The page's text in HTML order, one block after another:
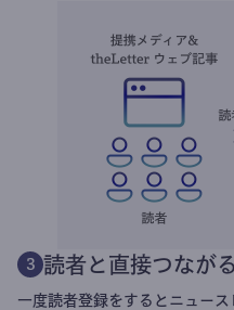
3 読者と直接つながる
一度読者登録をするとニュー